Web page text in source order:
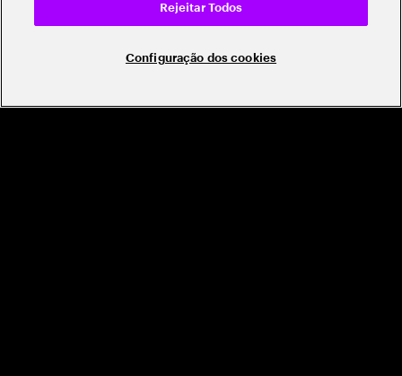
Configuração dos cookies
Rejeitar Todos